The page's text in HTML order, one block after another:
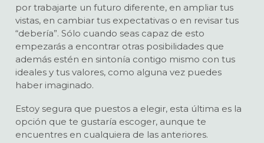
por trabajarte un futuro diferente, en ampliar tus
vistas, en cambiar tus expectativas o en revisar tus
“debería”. Sólo cuando seas capaz de esto
empezarás a encontrar otras posibilidades que
además estén en sintonía contigo mismo con tus
ideales y tus valores, como alguna vez puedes
haber imaginado.
Estoy segura que puestos a elegir, esta última es la
opción que te gustaría escoger, aunque te
encuentres en cualquiera de las anteriores.